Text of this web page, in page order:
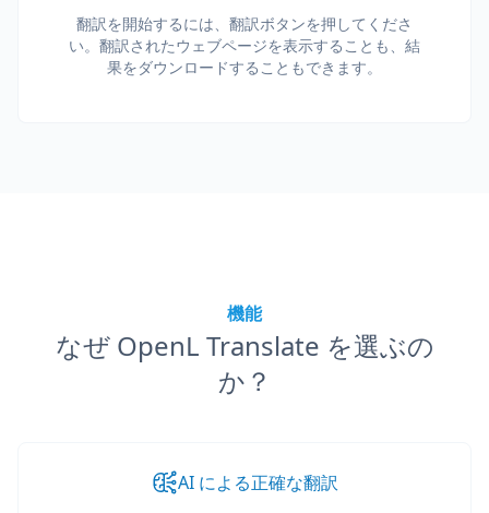
翻訳を開始するには、翻訳ボタンを押してくださ
い。翻訳されたウェブページを表示することも、結
果をダウンロードすることもできます。
機能
なぜ OpenL Translate を選ぶの
か？
AI による正確な翻訳